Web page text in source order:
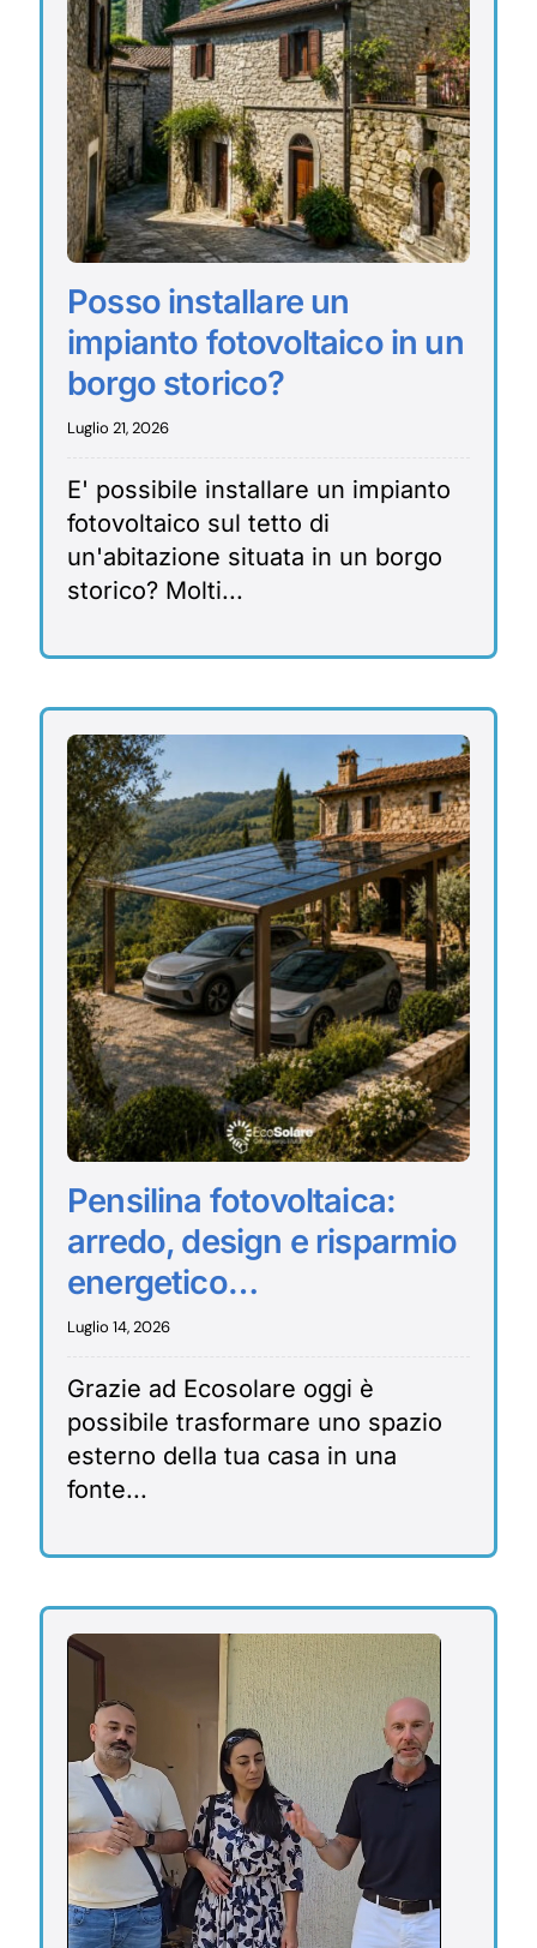
Posso installare un
impianto fotovoltaico in un
borgo storico?
Luglio 21, 2026
E' possibile installare un impianto
fotovoltaico sul tetto di
un'abitazione situata in un borgo
storico? Molti...
Pensilina fotovoltaica:
arredo, design e risparmio
energetico…
Luglio 14, 2026
Grazie ad Ecosolare oggi è
possibile trasformare uno spazio
esterno della tua casa in una
fonte...